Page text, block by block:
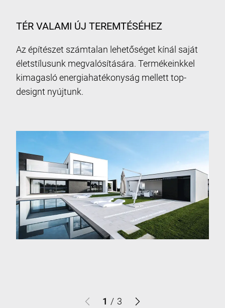
TÉR VALAMI ÚJ TEREMTÉSÉHEZ
Az építészet számtalan lehetőséget kínál saját
életstílusunk megvalósítására. Termékeinkkel
kimagasló energiahatékonyság mellett top-
designt nyújtunk.
1 / 3